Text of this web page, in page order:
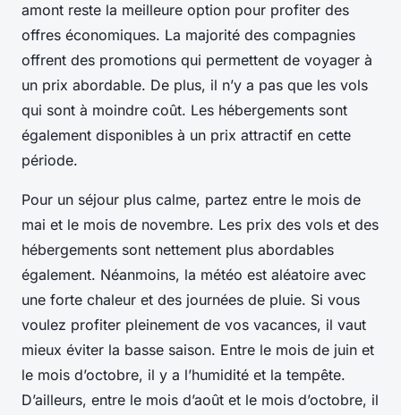
amont reste la meilleure option pour profiter des
offres économiques. La majorité des compagnies
offrent des promotions qui permettent de voyager à
un prix abordable. De plus, il n’y a pas que les vols
qui sont à moindre coût. Les hébergements sont
également disponibles à un prix attractif en cette
période.
Pour un séjour plus calme, partez entre le mois de
mai et le mois de novembre. Les prix des vols et des
hébergements sont nettement plus abordables
également. Néanmoins, la météo est aléatoire avec
une forte chaleur et des journées de pluie. Si vous
voulez profiter pleinement de vos vacances, il vaut
mieux éviter la basse saison. Entre le mois de juin et
le mois d’octobre, il y a l’humidité et la tempête.
D’ailleurs, entre le mois d’août et le mois d’octobre, il